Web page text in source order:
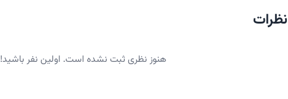
نظرات
هنوز نظری ثبت نشده است. اولین نفر باشید!